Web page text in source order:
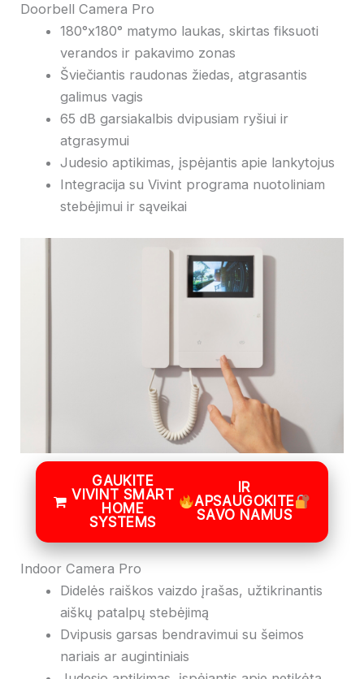
Doorbell Camera Pro
180°x180° matymo laukas, skirtas fiksuoti
verandos ir pakavimo zonas
Šviečiantis raudonas žiedas, atgrasantis
galimus vagis
65 dB garsiakalbis dvipusiam ryšiui ir
atgrasymui
Judesio aptikimas, įspėjantis apie lankytojus
Integracija su Vivint programa nuotoliniam
stebėjimui ir sąveikai
GAUKITE
VIVINT SMART
HOME
SYSTEMS
IR
APSAUGOKITE
SAVO NAMUS
Indoor Camera Pro
Didelės raiškos vaizdo įrašas, užtikrinantis
aiškų patalpų stebėjimą
Dvipusis garsas bendravimui su šeimos
nariais ar augintiniais